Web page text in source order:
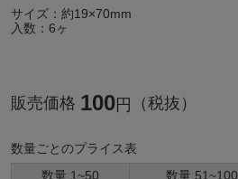
サイズ：約19×70mm
入数：6ヶ
販売価格 100円 （税抜）
数量ごとのプライス表
数量 1~50
数量 51~100